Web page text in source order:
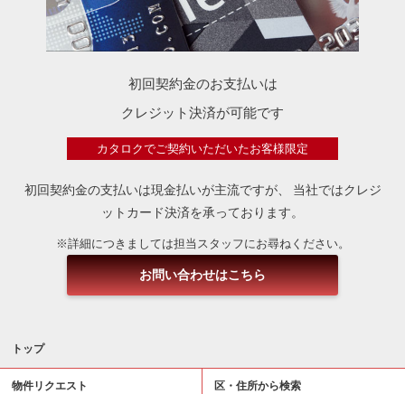
初回契約金のお支払いは
クレジット決済が可能です
カタロクでご契約いただいたお客様限定
初回契約金の支払いは現金払いが主流ですが、
当社ではクレジ
ットカード決済を承っております。
※詳細につきましては担当スタッフにお尋ねください。
お問い合わせはこちら
トップ
物件リクエスト 区・住所から検索